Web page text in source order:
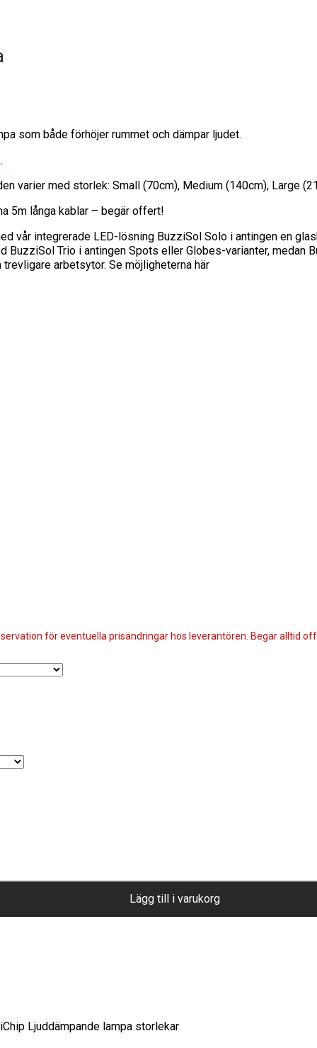
som både förhöjer rummet och dämpar ljudet.
varier med storlek: Small (70cm), Medium (140cm), Large
5m långa kablar – begär offert!
vår integrerade LED-lösning BuzziSol Solo i antingen en
Trio i antingen Spots eller Globes-varianter, medan
arbetsytor. Se möjligheterna här
för eventuella prisändringar hos leverantören. Begär alltid
Lägg till i varukorg